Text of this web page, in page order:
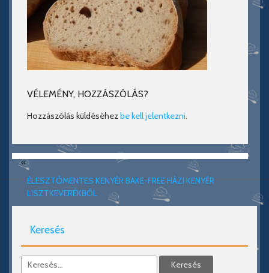
VÉLEMÉNY, HOZZÁSZÓLÁS?
Hozzászólás küldéséhezbe kell jelentkezni.
«
ÉLESZTŐMENTES KENYÉR BAKE-FREE HÁZI KENYÉR
LISZTKEVERÉKBŐL
Keresés